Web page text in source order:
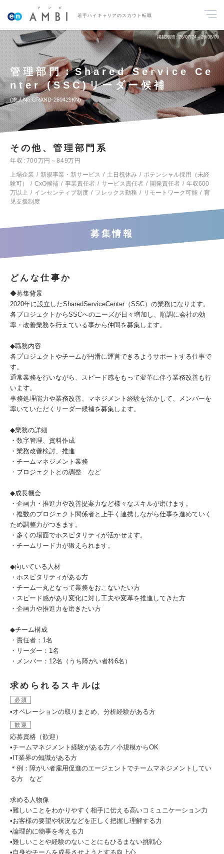
若手ハイキャリアのスカウト転職
掲載期間 26/07/24～26/08/06
管理部門：Shared Service Ce
nter (SSC)リーダー候補
求人No.GRAND-260429KN
その他、管理部門系
年収
700万円～849万円
上場企業
新規事業・新サービス 土日祝休み
ポテンシャル採用（未経
験可）
CxO候補 事業責任者 サービス責任者 開発責任者
年収600
万以上
インセンティブ制度 フレックス勤務 リモートワーク可能
育
児支援制度
募集情報
どんな仕事か
◆募集背景
2020年に設立したSharedServiceCenter（SSC）の業務になります。
各プロジェクトからSSCへのニーズが日々増加し、順調に会社の効
率・改善業務を行えている事から仲間を募集します。
◆職務内容
各プロジェクトやチームが円滑に運営できるようサポートする仕事で
す。
通常業務を行いながら、スピード感をもって変革に伴う業務改善も行
います。
事務処理能力や業務改善、マネジメント経験を活かして、メンバーを
率いていただくリーダー候補を募集します。
◆業務の詳細
・数字管理、資料作成
・業務改善検討、推進
・チームマネジメント業務
・プロジェクトとの調整 など
◆成長機会
・企画力・推進力や改善提案力など様々なスキルが磨けます。
・複数のプロジェクト関係者と上手く連携しながら仕事を進めていく
ため調整力がつきます。
・多くの場面でホスピタリティが活かせます。
・チームリード力が鍛えられます。
◆向いている人材
・ホスピタリティがある方
・チーム一丸となって業務をおこないたい方
・スピード感があり変化に対し工夫や変革を推進してきた方
・企画力や推進力を磨きたい方
◆チーム構成
・責任者：1名
・リーダー：1名
・メンバー：12名（うち障がい者枠6名）
求められるスキルは
必須
•オペレーションの取りまとめ、分析経験がある方
歓迎
応募資格（歓迎）
•チームマネジメント経験がある方／小規模からOK
•IT業界の知識がある方
＊例：障がい者雇用促進のエージェントでチームマネジメントしてい
る方 など
求める人物像
•難しいことをわかりやすく相手に伝える高いコミュニケーション力
•お客様の要望や状況などを正しく把握し理解する力
•論理的に物事を考える力
•難しいことや経験のないことにもひるまない挑戦心
•自身やチームを成長させようとする向上心